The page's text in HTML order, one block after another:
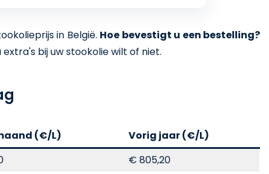
in België. Hoe bevestigt u een bestelling?
bij uw stookolie wilt of niet.
(€/L)
Vorig jaar (€/L)
€ 805,20